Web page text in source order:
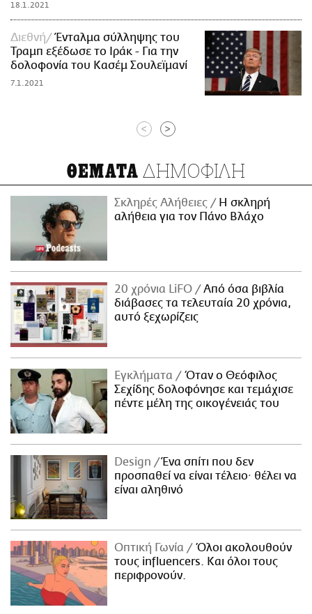
18.1.2021
Διεθνή
Ένταλμα σύλληψης του
Τραμπ εξέδωσε το Ιράκ - Για την
δολοφονία του Κασέμ Σουλεϊμανί
7.1.2021
< >
ΘΕΜΑΤΑ ΔΗΜΟΦΙΛΗ
Σκληρές Αλήθειες
H σκληρή
αλήθεια για τον Πάνο Βλάχο
20 χρόνια LiFO
Από όσα βιβλία
διάβασες τα τελευταία 20 χρόνια,
αυτό ξεχωρίζεις
Εγκλήματα
Όταν ο Θεόφιλος
Σεχίδης δολοφόνησε και τεμάχισε
πέντε μέλη της οικογένειάς του
Design
Ένα σπίτι που δεν
προσπαθεί να είναι τέλειο· θέλει να
είναι αληθινό
Οπτική Γωνία
Όλοι ακολουθούν
τους influencers. Και όλοι τους
περιφρονούν.